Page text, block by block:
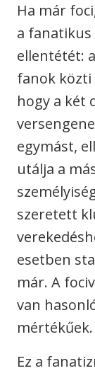
Ha már
a
ellentétét:
fanok közti
hogy a két
egymást,
utálja a
szeretett
esetben
már. A
van
mértékűek.
Ez a